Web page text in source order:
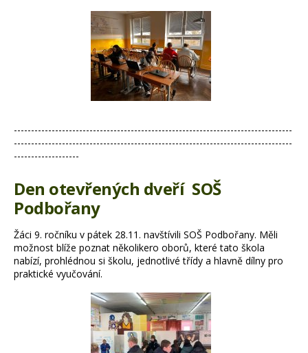
---------------------------------------------------------------------------------
---------------------------------------------------------------------------------
-------------------
Den otevřených dveří SOŠ
Podbořany
Žáci 9. ročníku v pátek 28.11. navštívili SOŠ Podbořany. Měli
možnost blíže poznat několikero oborů, které tato škola
nabízí, prohlédnou si školu, jednotlivé třídy a hlavně dílny pro
praktické vyučování.